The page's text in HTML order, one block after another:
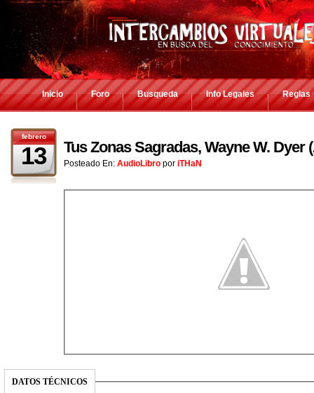
Inicio Foro Busqueda Info Legales Reglas
febrero
13 Tus Zonas Sagradas, Wayne W. Dyer
Posteado En: AudioLibro por iTHaN
DATOS TÉCNICOS